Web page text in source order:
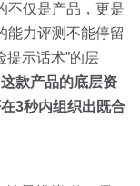
不仅是产品，更是
能力评测不能停留
提示话术”的层
款产品的底层资
3秒内组织出既合